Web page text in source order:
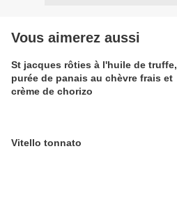
Vous aimerez aussi
St jacques rôties à l'huile de truffe,
purée de panais au chèvre frais et
crème de chorizo
Vitello tonnato